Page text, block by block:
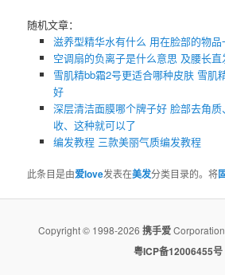
随机文章：
滋养型精华水有什么 用在脸部的物
空调扇的负离子是什么意思 及腰长
雪肌精bb霜2号更适合哪种皮肤 ​雪肌
好
深层清洁面膜哪个牌子好 脸部去角
收、这种就可以了
编发教程 三款美丽气质编发教程
此条目是由爱love发表在美发分类目录的。将
Copyright © 1998-2026 携手爱
粤ICP备12006455号